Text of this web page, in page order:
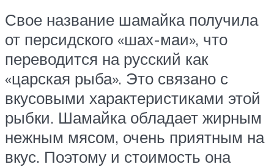
Свое название шамайка получила
от персидского «шах-маи», что
переводится на русский как
«царская рыба». Это связано с
вкусовыми характеристиками этой
рыбки. Шамайка обладает жирным
нежным мясом, очень приятным на
вкус. Поэтому и стоимость она